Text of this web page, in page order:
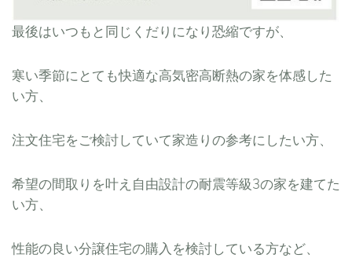
最後はいつもと同じくだりになり恐縮ですが、
寒い季節にとても快適な高気密高断熱の家を体感した
い方、
注文住宅をご検討していて家造りの参考にしたい方、
希望の間取りを叶え自由設計の耐震等級3の家を建てた
い方、
性能の良い分譲住宅の購入を検討している方など、